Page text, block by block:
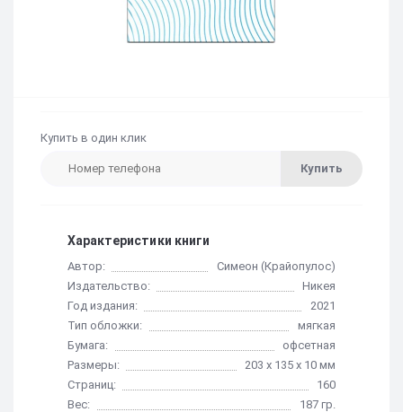
Купить в один клик
Купить
Характеристики книги
Автор:
Симеон (Крайопулос)
Издательство:
Никея
Год издания:
2021
Тип обложки:
мягкая
Бумага:
офсетная
Размеры:
203 х 135 х 10 мм
Страниц:
160
Вес:
187 гр.